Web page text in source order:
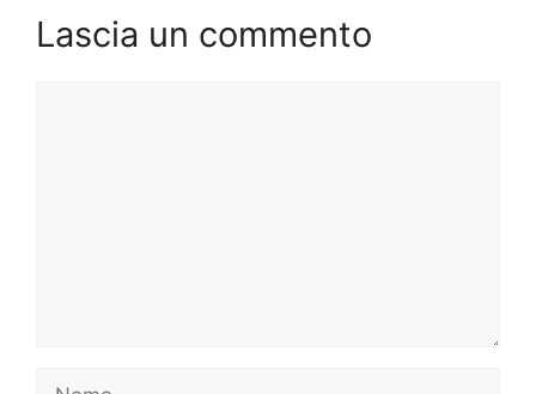
Lascia un commento
Nome